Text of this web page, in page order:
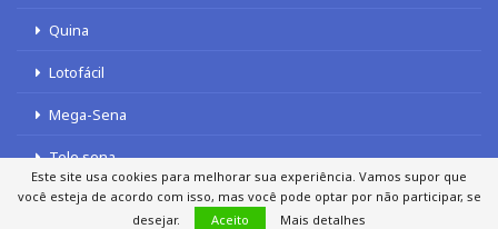
Quina
Lotofácil
Mega-Sena
Tele sena
Este site usa cookies para melhorar sua experiência. Vamos supor que
você esteja de acordo com isso, mas você pode optar por não participar, se
desejar.
Aceito Mais detalhes